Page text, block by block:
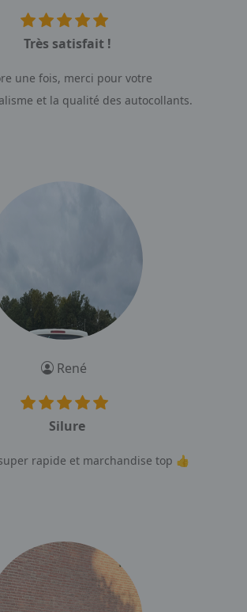
Très satisfait !
une fois, merci pour votre
et la qualité des autocollants.
René
Silure
rapide et marchandise top 👍